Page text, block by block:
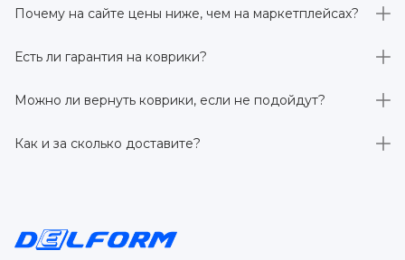
Почему на сайте цены ниже, чем на маркетплейсах?
отгрузка идётнапрямую со склада производителя
без посредников.
Есть ли гарантия на коврики?
производителя 3 года. Если в течение этого срока
обнаружится производственный дефект – заменим
Можно ли вернуть коврики, если не подойдут?
заказанного дистанционно,без объяснения причин –
при условии сохранения товарного вида. Если коврик не
Как и за сколько доставите?